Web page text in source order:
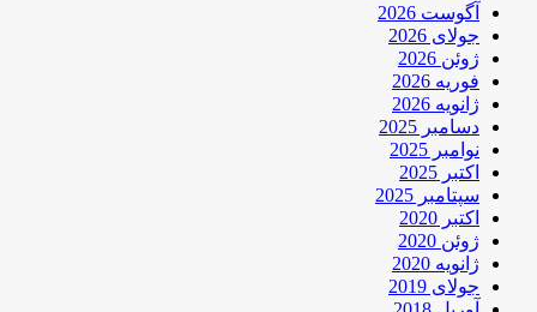
آگوست 2026
جولای 2026
ژوئن 2026
فوریه 2026
ژانویه 2026
دسامبر 2025
نوامبر 2025
اکتبر 2025
سپتامبر 2025
اکتبر 2020
ژوئن 2020
ژانویه 2020
جولای 2019